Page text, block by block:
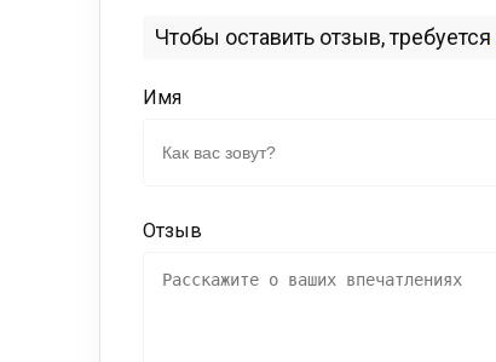
Чтобы оставить отзыв, требуется
Имя
Отзыв